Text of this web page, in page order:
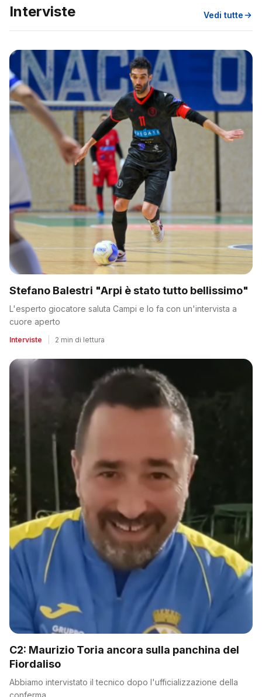
Interviste Vedi tutte
Stefano Balestri "Arpi è stato tutto bellissimo"
L'esperto giocatore saluta Campi e lo fa con un'intervista a
cuore aperto
Interviste 2 min di lettura
C2: Maurizio Toria ancora sulla panchina del
Fiordaliso
Abbiamo intervistato il tecnico dopo l'ufficializzazione della